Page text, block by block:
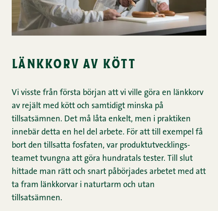
länkkorv av kött
Vi visste från första början att vi ville göra en länkkorv
av rejält med kött och samtidigt minska på
tillsatsämnen. Det må låta enkelt, men i praktiken
innebär detta en hel del arbete. För att till exempel få
bort den tillsatta fosfaten, var produktutvecklings-
teamet tvungna att göra hundratals tester. Till slut
hittade man rätt och snart påbörjades arbetet med att
ta fram länkkorvar i naturtarm och utan
tillsatsämnen.